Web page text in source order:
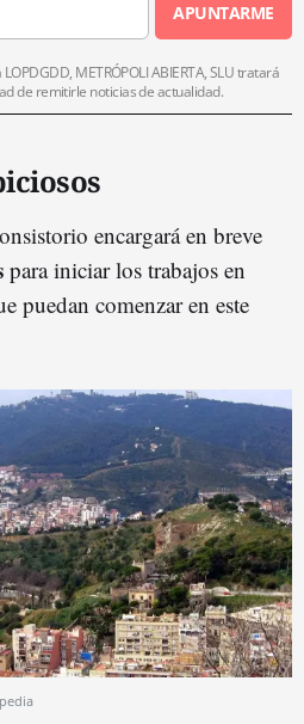
APUNTARME
METRÓPOLI ABIERTA, SLU tratará
de remitirle noticias de actualidad.
encargará en breve
para iniciar los trabajos en
puedan comenzar en este